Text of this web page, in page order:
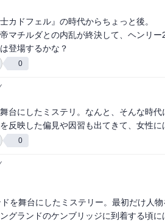
素より、その時代の描写に対する興味
させる一文が上巻の最後に。
にいるのだ。その心の中はどうであれ
。
リーが動いていくはずだ。
ら、ページをめくろう。
カドフェル』の時代からちょっと後。
マチルダとの内乱が終決して、ヘンリー
登場するかな？
0
台にしたミステリ。なんと、そんな時
反映した偏見や因習も出てきて、女性に
0
を舞台にしたミステリー。最初だけ人
グランドのケンブリッジに到着する頃に